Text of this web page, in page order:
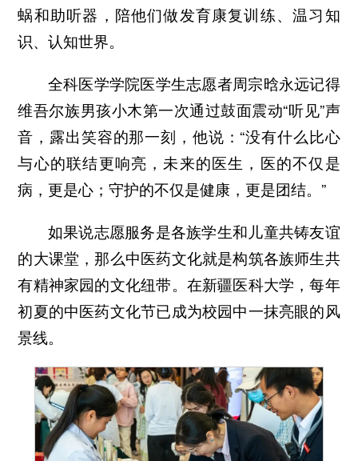
蜗和助听器，陪他们做发育康复训练、温习知
识、认知世界。
全科医学学院医学生志愿者周宗晗永远记得
维吾尔族男孩小木第一次通过鼓面震动“听见”声
音，露出笑容的那一刻，他说：“没有什么比心
与心的联结更响亮，未来的医生，医的不仅是
病，更是心；守护的不仅是健康，更是团结。”
如果说志愿服务是各族学生和儿童共铸友谊
的大课堂，那么中医药文化就是构筑各族师生共
有精神家园的文化纽带。在新疆医科大学，每年
初夏的中医药文化节已成为校园中一抹亮眼的风
景线。